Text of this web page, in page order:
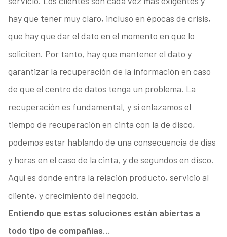
hay que tener muy claro, incluso en épocas de crisis,
que hay que dar el dato en el momento en que lo
soliciten. Por tanto, hay que mantener el dato y
garantizar la recuperación de la información en caso
de que el centro de datos tenga un problema. La
recuperación es fundamental, y si enlazamos el
tiempo de recuperación en cinta con la de disco,
podemos estar hablando de una consecuencia de días
y horas en el caso de la cinta, y de segundos en disco.
Aquí es donde entra la relación producto, servicio al
cliente, y crecimiento del negocio.
Entiendo que estas soluciones están abiertas a
todo tipo de compañías…